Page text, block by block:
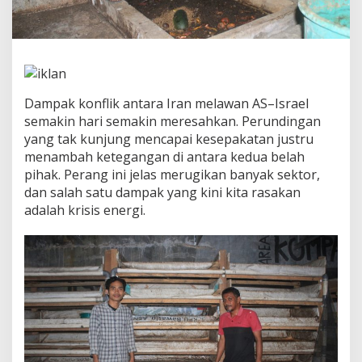
M
e
n
b
T
a
n
t
a
n
g
n
r
i
s
i
s
E
n
Dampak konflik antara Iran melawan AS–Israel
semakin hari semakin meresahkan. Perundingan
yang tak kunjung mencapai kesepakatan justru
menambah ketegangan di antara kedua belah
pihak. Perang ini jelas merugikan banyak sektor,
dan salah satu dampak yang kini kita rasakan
adalah krisis energi.